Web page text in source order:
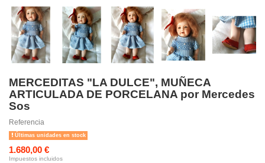
MERCEDITAS "LA DULCE", MUÑECA
ARTICULADA DE PORCELANA por Mercedes
Sos
Referencia
Últimas unidades en stock
1.680,00 €
Impuestos incluidos